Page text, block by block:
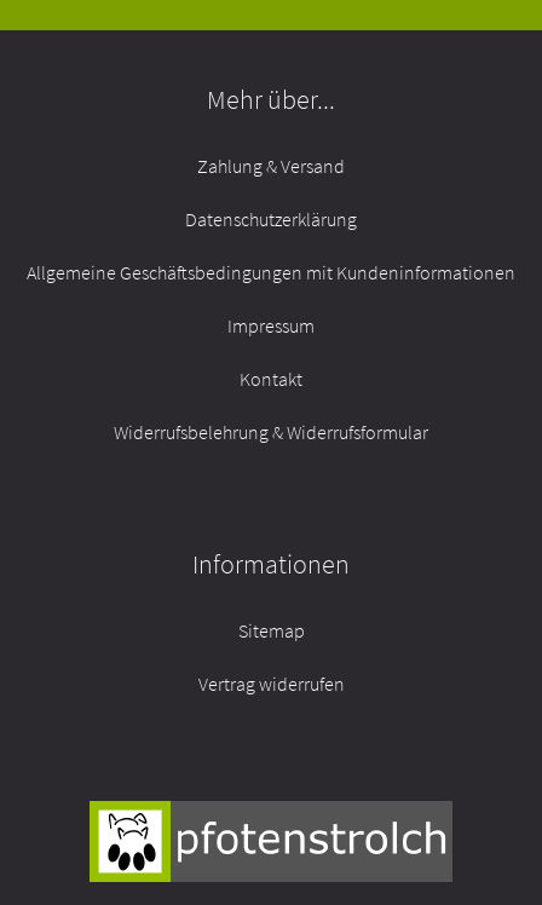
Futterrechner Trocken BarfMehr über...
Zahlung & Versand
Datenschutzerklärung
Allgemeine Geschäftsbedingungen mit Kundeninformationen
Impressum
Kontakt
Widerrufsbelehrung & Widerrufsformular
Informationen
Sitemap
Vertrag widerrufen